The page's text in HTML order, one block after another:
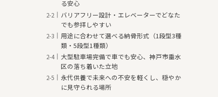
る安心
バリアフリー設計・エレベーターでどなた
でも参拝しやすい
用途に合わせて選べる納骨形式（1段型3種
類・5段型1種類）
大型駐車場完備で車でも安心、神戸市垂水
区の落ち着いた立地
永代供養で未来への不安を軽くし、穏やか
に見守られる場所